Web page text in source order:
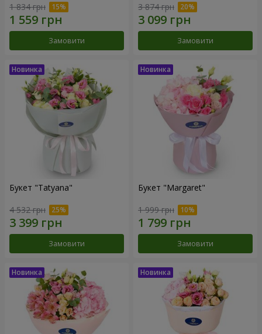
1 834 грн
Замовити
3 874 грн
Замовити
Букет "Tatyana"
4 532 грн
Замовити
Букет "Margaret"
1 999 грн
Замовити